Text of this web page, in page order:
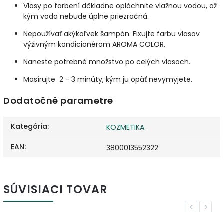
Vlasy po farbení dôkladne opláchnite vlažnou vodou, až
kým voda nebude úplne priezračná.
Nepoužívať akýkoľvek šampón. Fixujte farbu vlasov
výživným kondicionérom AROMA COLOR.
Naneste potrebné množstvo po celých vlasoch.
Masírujte 2 - 3 minúty, kým ju opäť nevymyjete.
Dodatočné parametre
Kategória:
KOZMETIKA
EAN: 3800013552322
SÚVISIACI TOVAR
Previous
Next